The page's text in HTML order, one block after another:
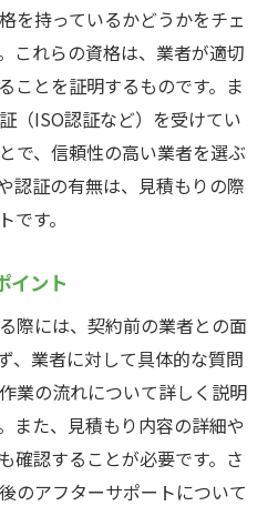
を持っているかどうかをチェ
これらの資格は、業者が適切
ことを証明するものです。ま
（ISO認証など）を受けてい
で、信頼性の高い業者を選ぶ
認証の有無は、見積もりの際
です。
イント
際には、契約前の業者との面
、業者に対して具体的な質問
業の流れについて詳しく説明
また、見積もり内容の詳細や
確認することが必要です。さ
のアフターサポートについて